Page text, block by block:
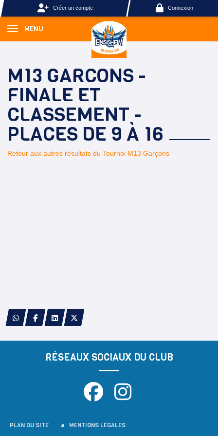
Créer un compte Connexion
MENU
M13 GARÇONS -
FINALE ET
CLASSEMENT -
PLACES DE 9 À 16
Retour aux autres résultats du Tournoi M13 Garçons
RÉSEAUX SOCIAUX DU CLUB
PLAN DU SITE MENTIONS LÉGALES
Panneau de gestion des cookies